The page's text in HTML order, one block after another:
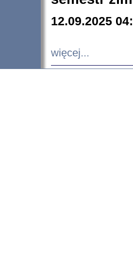
12.09.2025
więcej...